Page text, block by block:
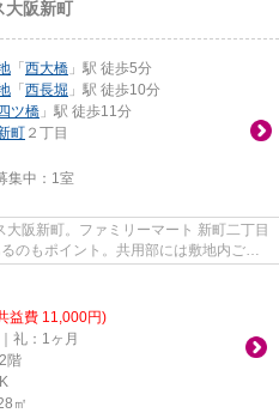
大阪新町
「 西大橋 」駅 徒歩5分
「 西長堀 」駅 徒歩10分
四ツ橋 」駅 徒歩11分
町 ２丁目
集中： 1室
阪新町。ファミリーマート 新町二丁目
のもポイント。共用部には敷地内ごみ
益費 11,000円)
礼：1ヶ月
階
㎡